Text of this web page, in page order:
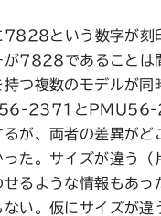
7828という数字が刻
が7828であることは
持つ複数のモデルが同
2371とPMU56-
るが、両者の差異がど
った。サイズが違う（
せるような情報もあっ
い。仮にサイズが違